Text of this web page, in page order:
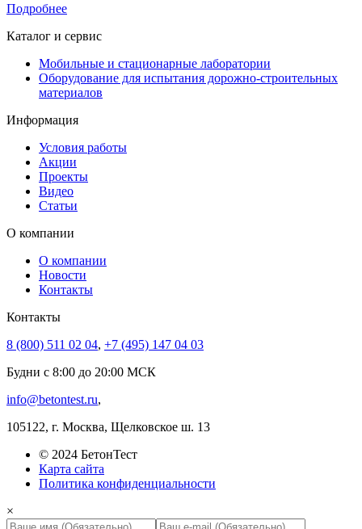
Подробнее
Каталог и сервис
Мобильные и стационарные лаборатории
Оборудование для испытания дорожно-строительных
материалов
Информация
Условия работы
Акции
Проекты
Видео
Статьи
О компании
О компании
Новости
Контакты
Контакты
8 (800) 511 02 04, +7 (495) 147 04 03
Будни с 8:00 до 20:00 МСК
info@betontest.ru,
105122, г. Москва, Щелковское ш. 13
© 2024 БетонТест
Карта сайта
Политика конфиденциальности
×